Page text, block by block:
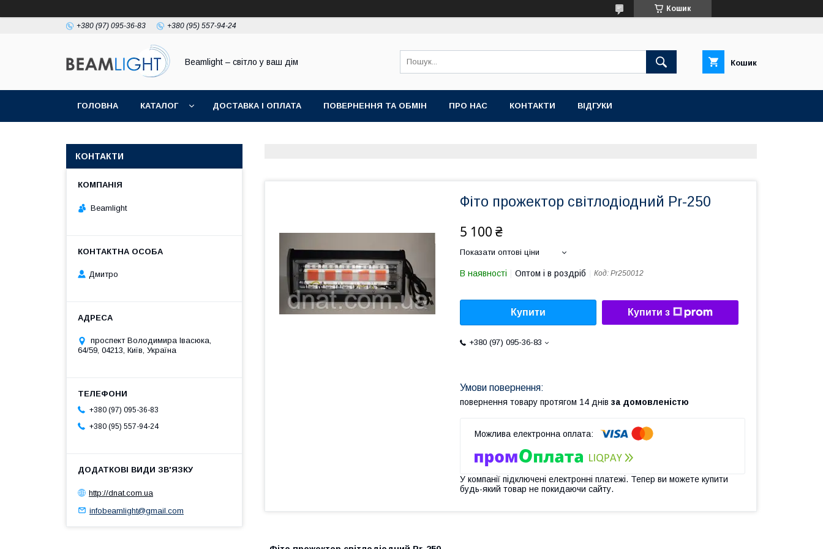
Кошик
+380 (97) 095-36-83 +380 (95) 557-94-24
Beamlight – світло у ваш дім Кошик
ГОЛОВНА КАТАЛОГ ДОСТАВКА І ОПЛАТА ПОВЕРНЕННЯ ТА ОБМІН ПРО НАС КОНТАКТИ ВІДГУКИ
Фіто прожектор світлодіодний Pr-250
5 100 ₴
Показати оптові ціни
В наявності Оптом і в роздріб Код: Pr250012
Купити Купити з
+380 (97) 095-36-83
повернення товару протягом 14 днів за домовленістю
У компанії підключені електронні платежі. Тепер ви можете купити
будь-який товар не покидаючи сайту.
КОНТАКТИ
Beamlight
Дмитро
проспект Володимира Івасюка,
64/59, 04213, Київ, Україна
+380 (97) 095-36-83
+380 (95) 557-94-24
http://dnat.com.ua
infobeamlight@gmail.com